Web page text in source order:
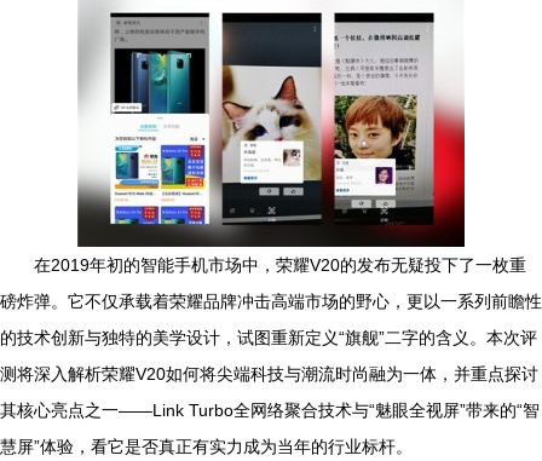
在2019年初的智能手机市场中，荣耀V20的发布无疑投下了一枚重
磅炸弹。它不仅承载着荣耀品牌冲击高端市场的野心，更以一系列前瞻性
的技术创新与独特的美学设计，试图重新定义“旗舰”二字的含义。本次评
测将深入解析荣耀V20如何将尖端科技与潮流时尚融为一体，并重点探讨
其核心亮点之一——Link Turbo全网络聚合技术与“魅眼全视屏”带来的“智
慧屏”体验，看它是否真正有实力成为当年的行业标杆。